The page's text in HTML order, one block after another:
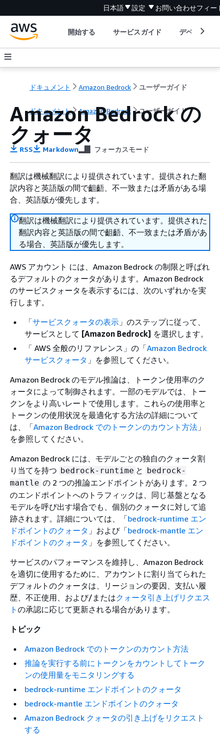
日本語 設定 お問い合わせフィー
開始する サービスガイド デベロッパ
ドキュメント Amazon Bedrock ユーザーガイド
ドキュメント Amazon Bedrock ユーザーガイド
Amazon Bedrock の
クォータ
RSS Markdown フォーカスモード
翻訳は機械翻訳により提供されています。提供された翻
訳内容と英語版の間で齟齬、不一致または矛盾がある場
合、英語版が優先します。
翻訳は機械翻訳により提供されています。提供された
翻訳内容と英語版の間で齟齬、不一致または矛盾があ
る場合、英語版が優先します。
AWS アカウント には、Amazon Bedrock の制限と呼ばれ
るデフォルトのクォータがあります。Amazon Bedrock
のサービスクォータを表示するには、次のいずれかを実
行します。
「サービスクォータの表示 」のステップに従って、
サービスとして [Amazon Bedrock] を選択します。
「 AWS 全般のリファレンス」の「Amazon Bedrock
サービスクォータ 」を参照してください。
Amazon Bedrock のモデル推論は、トークン使用率のク
ォータによって制御されます。一部のモデルでは、トー
クンをより高いレートで使用します。これらの使用率と
トークンの使用状況を最適化する方法の詳細について
は、「Amazon Bedrock でのトークンのカウント方法 」
を参照してください。
Amazon Bedrock には、モデルごとの独自のクォータ割
り当てを持つ bedrock-runtime と bedrock-
mantle の 2 つの推論エンドポイントがあります。2 つ
のエンドポイントへのトラフィックは、同じ基盤となる
モデルを呼び出す場合でも、個別のクォータに対して追
跡されます。詳細については、「bedrock-runtime エン
ドポイントのクォータ 」および「bedrock-mantle エン
ドポイントのクォータ 」を参照してください。
サービスのパフォーマンスを維持し、Amazon Bedrock
を適切に使用するために、アカウントに割り当てられた
デフォルトのクォータは、リージョンの要因、支払い履
歴、不正使用、および/またはクォータ引き上げリクエス
ト の承認に応じて更新される場合があります。
トピック
Amazon Bedrock でのトークンのカウント方法
推論を実行する前にトークンをカウントしてトーク
ンの使用量をモニタリングする
bedrock-runtime エンドポイントのクォータ
bedrock-mantle エンドポイントのクォータ
Amazon Bedrock クォータの引き上げをリクエスト
する